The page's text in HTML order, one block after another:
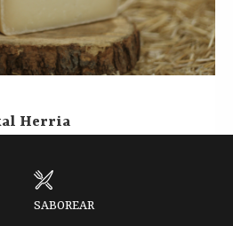
Herria
SABOREAR